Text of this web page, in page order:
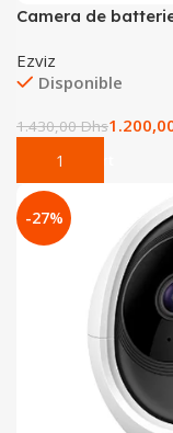
Camera de
Ezviz
Disponible
1.430,00Dhs
Add To Cart
-27%